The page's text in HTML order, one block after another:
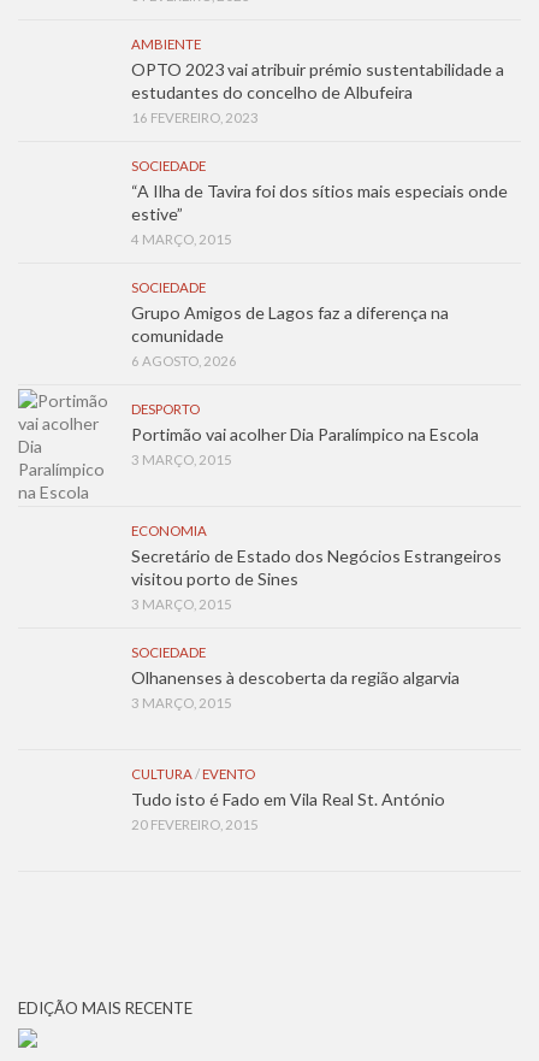
AMBIENTE
OPTO 2023 vai atribuir prémio sustentabilidade a
estudantes do concelho de Albufeira
16 FEVEREIRO, 2023
SOCIEDADE
“A Ilha de Tavira foi dos sítios mais especiais onde
estive”
4 MARÇO, 2015
SOCIEDADE
Grupo Amigos de Lagos faz a diferença na
comunidade
6 AGOSTO, 2026
DESPORTO
Portimão vai acolher Dia Paralímpico na Escola
3 MARÇO, 2015
ECONOMIA
Secretário de Estado dos Negócios Estrangeiros
visitou porto de Sines
3 MARÇO, 2015
SOCIEDADE
Olhanenses à descoberta da região algarvia
3 MARÇO, 2015
CULTURA/ EVENTO
Tudo isto é Fado em Vila Real St. António
20 FEVEREIRO, 2015
EDIÇÃO MAIS RECENTE